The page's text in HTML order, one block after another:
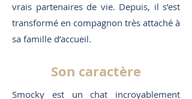
vrais partenaires de vie. Depuis, il s’est
transformé en compagnon très attaché à
sa famille d’accueil.
Son caractère
Smocky est un chat incroyablement